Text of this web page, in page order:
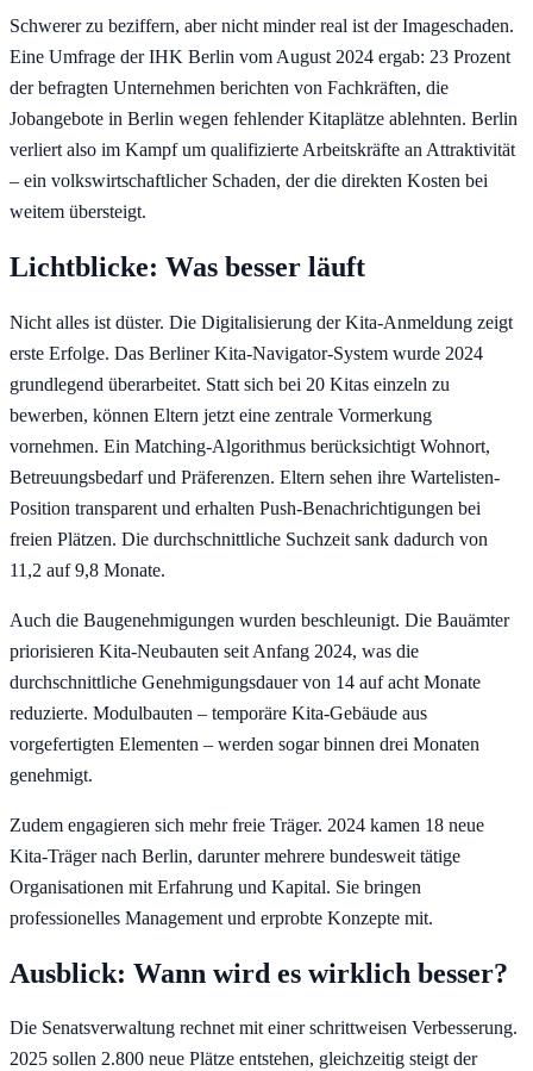
Schwerer zu beziffern, aber nicht minder real ist der Imageschaden.
Eine Umfrage der IHK Berlin vom August 2024 ergab: 23 Prozent
der befragten Unternehmen berichten von Fachkräften, die
Jobangebote in Berlin wegen fehlender Kitaplätze ablehnten. Berlin
verliert also im Kampf um qualifizierte Arbeitskräfte an Attraktivität
– ein volkswirtschaftlicher Schaden, der die direkten Kosten bei
weitem übersteigt.
Lichtblicke: Was besser läuft
Nicht alles ist düster. Die Digitalisierung der Kita-Anmeldung zeigt
erste Erfolge. Das Berliner Kita-Navigator-System wurde 2024
grundlegend überarbeitet. Statt sich bei 20 Kitas einzeln zu
bewerben, können Eltern jetzt eine zentrale Vormerkung
vornehmen. Ein Matching-Algorithmus berücksichtigt Wohnort,
Betreuungsbedarf und Präferenzen. Eltern sehen ihre Wartelisten-
Position transparent und erhalten Push-Benachrichtigungen bei
freien Plätzen. Die durchschnittliche Suchzeit sank dadurch von
11,2 auf 9,8 Monate.
Auch die Baugenehmigungen wurden beschleunigt. Die Bauämter
priorisieren Kita-Neubauten seit Anfang 2024, was die
durchschnittliche Genehmigungsdauer von 14 auf acht Monate
reduzierte. Modulbauten – temporäre Kita-Gebäude aus
vorgefertigten Elementen – werden sogar binnen drei Monaten
genehmigt.
Zudem engagieren sich mehr freie Träger. 2024 kamen 18 neue
Kita-Träger nach Berlin, darunter mehrere bundesweit tätige
Organisationen mit Erfahrung und Kapital. Sie bringen
professionelles Management und erprobte Konzepte mit.
Ausblick: Wann wird es wirklich besser?
Die Senatsverwaltung rechnet mit einer schrittweisen Verbesserung.
2025 sollen 2.800 neue Plätze entstehen, gleichzeitig steigt der